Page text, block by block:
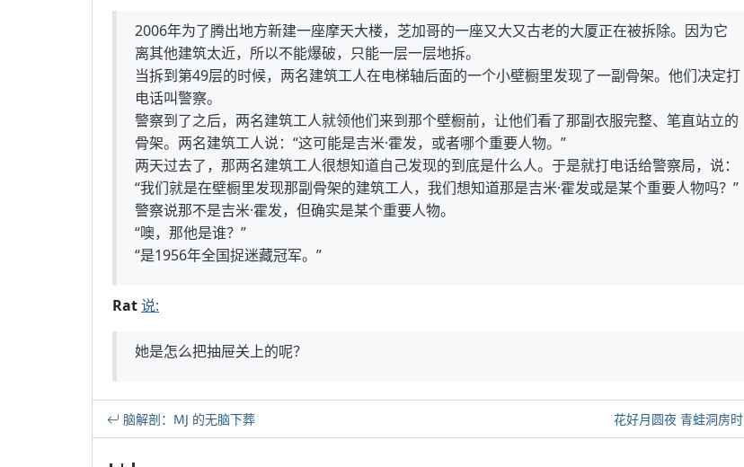
2006年为了腾出地方新建一座摩天大楼，芝加哥的一座又大又古老的大厦正在被拆除。因为它
离其他建筑太近，所以不能爆破，只能一层一层地拆。
当拆到第49层的时候，两名建筑工人在电梯轴后面的一个小壁橱里发现了一副骨架。他们决定打
电话叫警察。
警察到了之后，两名建筑工人就领他们来到那个壁橱前，让他们看了那副衣服完整、笔直站立的
骨架。两名建筑工人说：“这可能是吉米·霍发，或者哪个重要人物。”
两天过去了，那两名建筑工人很想知道自己发现的到底是什么人。于是就打电话给警察局，说：
“我们就是在壁橱里发现那副骨架的建筑工人，我们想知道那是吉米·霍发或是某个重要人物吗？”
警察说那不是吉米·霍发，但确实是某个重要人物。
“噢，那他是谁？”
“是1956年全国捉迷藏冠军。”
Rat说:
她是怎么把抽屉关上的呢？
脑解剖：MJ 的无脑下葬 花好月圆夜 青蛙洞房时